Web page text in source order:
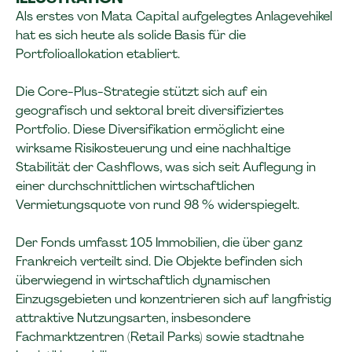
Als erstes von Mata Capital aufgelegtes Anlagevehikel
hat es sich heute als solide Basis für die
Portfolioallokation etabliert.
Die Core-Plus-Strategie stützt sich auf ein
geografisch und sektoral breit diversifiziertes
Portfolio. Diese Diversifikation ermöglicht eine
wirksame Risikosteuerung und eine nachhaltige
Stabilität der Cashflows, was sich seit Auflegung in
einer durchschnittlichen wirtschaftlichen
Vermietungsquote von rund 98 % widerspiegelt.
Der Fonds umfasst 105 Immobilien, die über ganz
Frankreich verteilt sind. Die Objekte befinden sich
überwiegend in wirtschaftlich dynamischen
Einzugsgebieten und konzentrieren sich auf langfristig
attraktive Nutzungsarten, insbesondere
Fachmarktzentren (Retail Parks) sowie stadtnahe